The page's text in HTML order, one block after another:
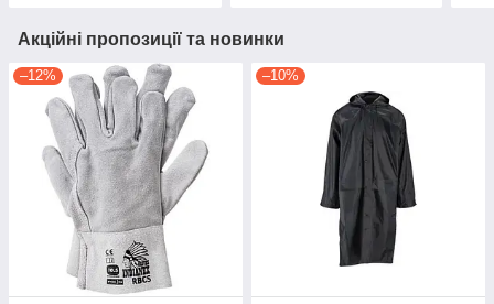
Акційні пропозиції та новинки
–12% –10%